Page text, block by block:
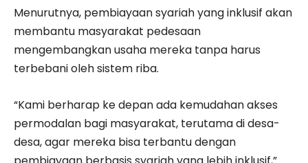
Menurutnya, pembiayaan syariah yang inklusif akan
membantu masyarakat pedesaan
mengembangkan usaha mereka tanpa harus
terbebani oleh sistem riba.
“Kami berharap ke depan ada kemudahan akses
permodalan bagi masyarakat, terutama di desa-
desa, agar mereka bisa terbantu dengan